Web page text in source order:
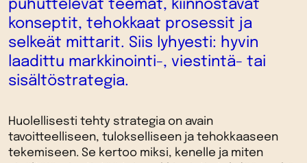
ERASTA KUULUU
YHTEYSTIEDOT
puhuttelevat teemat, kiinnostavat
konseptit, tehokkaat prosessit ja
selkeät mittarit. Siis lyhyesti: hyvin
laadittu markkinointi-, viestintä- tai
sisältöstrategia.
Huolellisesti tehty strategia on avain
tavoitteelliseen, tulokselliseen ja tehokkaaseen
tekemiseen. Se kertoo miksi, kenelle ja miten